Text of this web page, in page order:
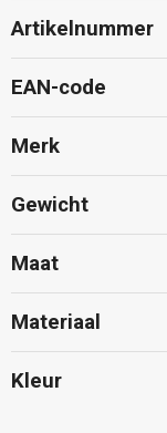
Artikelnummer
EAN-code
Merk
Gewicht
Maat
Materiaal
Kleur